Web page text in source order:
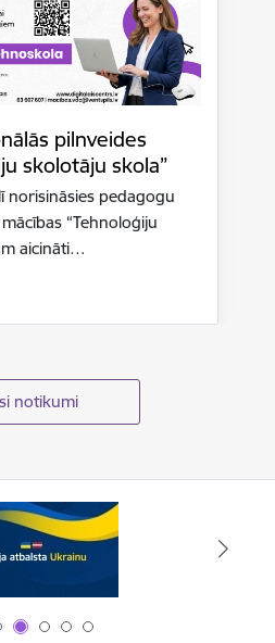
pilnveides
skolotāju skola”
norisināsies pedagogu
“Tehnoloģiju
aicināti…
notikumi